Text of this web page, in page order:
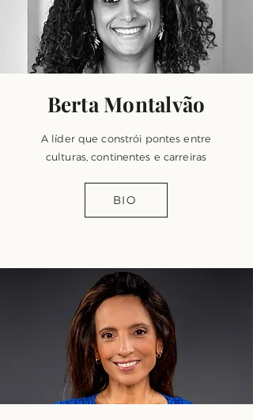
Berta Montalvão
A líder que constrói pontes entre
culturas, continentes e carreiras
BIO